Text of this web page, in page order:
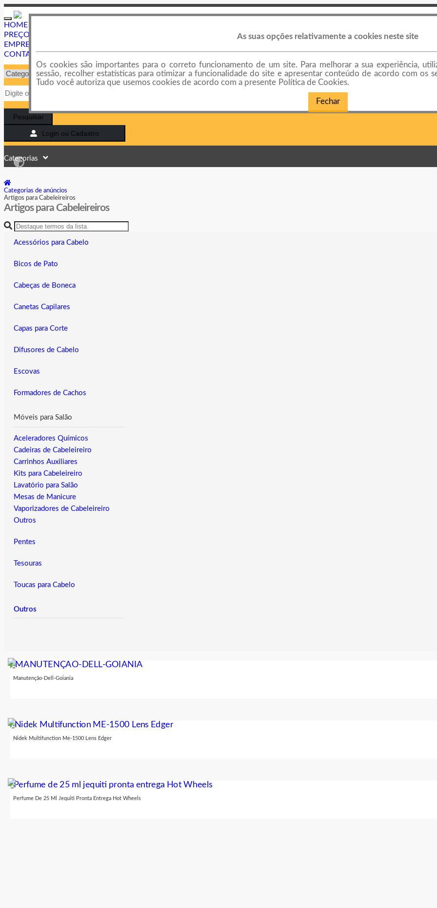
Toggle
navigation
HOME
PREÇOS E PLANOS
EMPRESAS E LOJAS
CONTATO
Pesquisar
Login ou Cadastro
Categorias
Categorias de anúncios
Artigos para Cabeleireiros
Artigos para Cabeleireiros
Acessórios para Cabelo
Bicos de Pato
Cabeças de Boneca
Canetas Capilares
Capas para Corte
Difusores de Cabelo
Escovas
Formadores de Cachos
Móveis para Salão
Aceleradores Químicos
Cadeiras de Cabeleireiro
Carrinhos Auxiliares
Kits para Cabeleireiro
Lavatório para Salão
Mesas de Manicure
Vaporizadores de Cabeleireiro
Outros
Pentes
Tesouras
Toucas para Cabelo
Outros
Manutenção-Dell-Goiania
Nidek Multifunction Me-1500 Lens Edger
Perfume De 25 Ml Jequiti Pronta Entrega Hot Wheels
As suas opções relativamente a cookies neste site
Os cookies são importantes para o correto funcionamento de um site. Para melhorar a sua experiência,
sessão, recolher estatísticas para otimizar a funcionalidade do site e apresentar conteúdo de acordo com os
Tudo você autoriza que usemos cookies de acordo com a presente Política de Cookies.
Fechar